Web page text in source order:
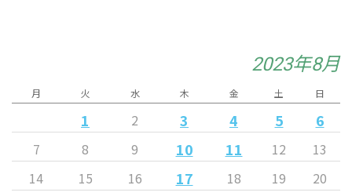
2023年8月
月 火 水 木 金 土 日
1 2 3 4 5 6
7 8 9 10 11 12
13
14
15 16 17 18 19
20